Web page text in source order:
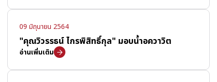
09 มิถุนายน 2564
"คุณวิวรรธน์ ไกรพิสิทธิ์กุล" มอบน้ำอควาวิต
อ่านเพิ่มเติม